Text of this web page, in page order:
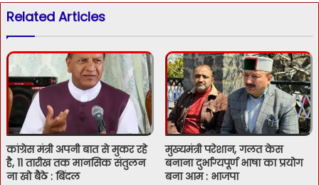
Related Articles
कांग्रेस मंत्री अपनी बात से मुकर रहे
है, 11 तारीख तक मानसिक संतुलन
ना खो बैठे : बिंदल
मुख्यमंत्री परेशान, गलत केस
बनाना दुर्भाग्यपूर्ण भाषा का प्रयोग
बना आम : भाजपा